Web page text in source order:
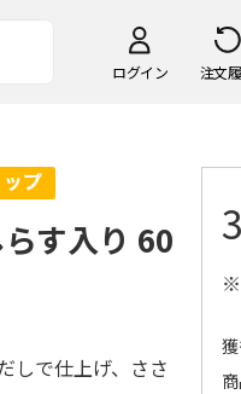
ログイン 注文
す入り 60
しで仕上げ、ささ
※